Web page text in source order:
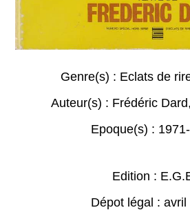
Genre(s) : Eclats de
Auteur(s) : Frédéric Dard,
Epoque(s) :
Edition :
Dépot légal : avril